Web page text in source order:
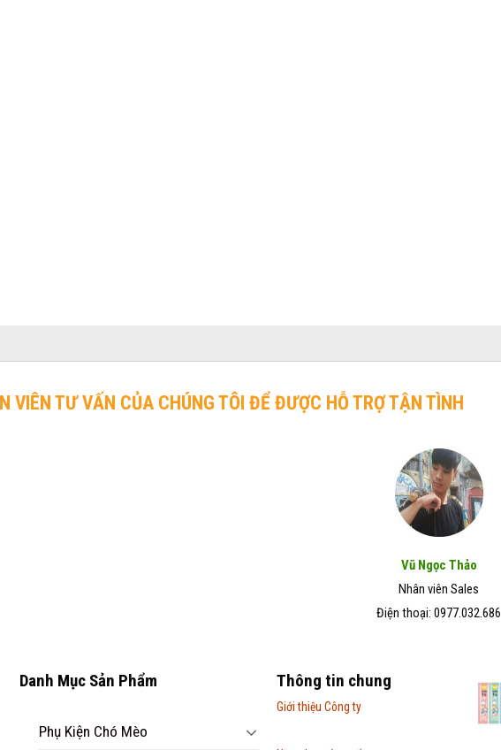
VIÊN TƯ VẤN CỦA CHÚNG TÔI ĐỂ ĐƯỢC HỖ TRỢ TẬN TÌNH
Vũ Ngọc Thảo
Nhân viên Sales
Điện thoại: 0977.032.686
Danh Mục Sản Phẩm
Phụ Kiện Chó Mèo
Thông tin chung
Giới thiệu Công ty